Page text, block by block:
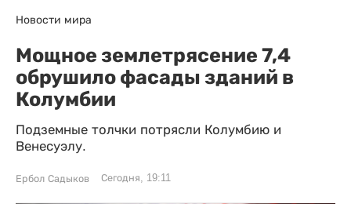
Новости мира
Мощное землетрясение 7,4
обрушило фасады зданий в
Колумбии
Подземные толчки потрясли Колумбию и
Венесуэлу.
Ербол Садыков Сегодня, 19:11